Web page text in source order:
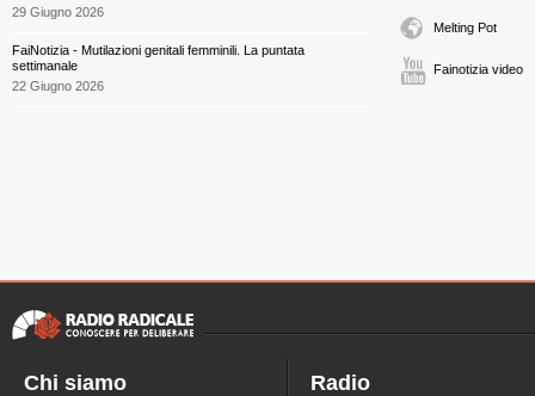
29 Giugno 2026
FaiNotizia - Mutilazioni genitali femminili. La puntata
settimanale
22 Giugno 2026
Melting Pot
Fainotizia video
Chi siamo Radio